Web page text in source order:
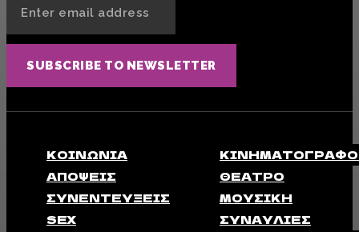
SUBSCRIBE TO NEWSLETTER
ΚΟΙΝΩΝΊΑ
ΑΠΟΨΕΙΣ
ΣΥΝΕΝΤΕΎΞΕΙΣ
SEX
ΘΈΑΤΡΟ
ΜΟΥΣΙΚΉ
ΣΥΝΑΥΛΊΕΣ